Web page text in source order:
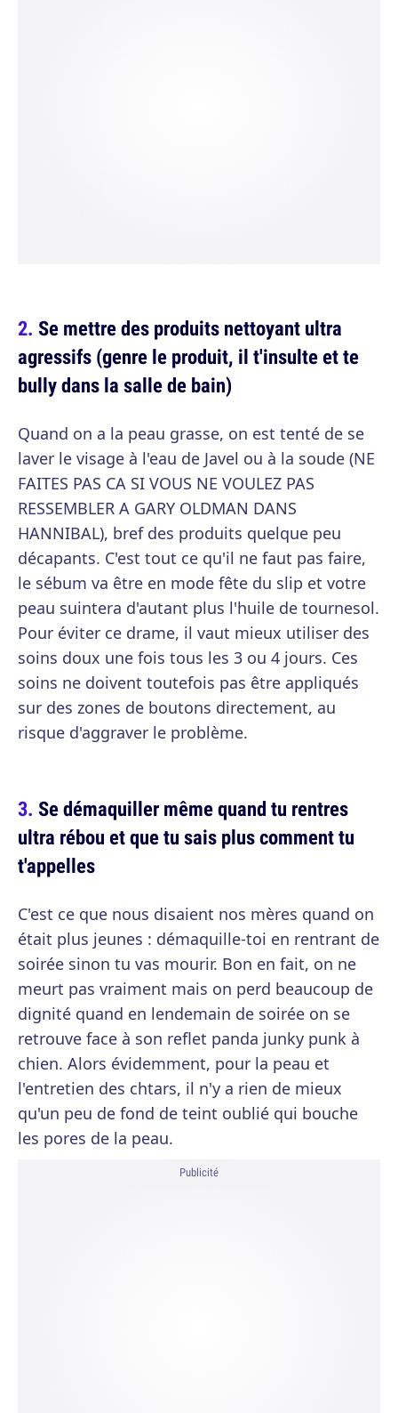
Se mettre des produits nettoyant ultra
agressifs (genre le produit, il t'insulte et te
bully dans la salle de bain)
Quand on a la peau grasse, on est tenté de se
laver le visage à l'eau de Javel ou à la soude (NE
FAITES PAS CA SI VOUS NE VOULEZ PAS
RESSEMBLER A GARY OLDMAN DANS
HANNIBAL), bref des produits quelque peu
décapants. C'est tout ce qu'il ne faut pas faire,
le sébum va être en mode fête du slip et votre
peau suintera d'autant plus l'huile de tournesol.
Pour éviter ce drame, il vaut mieux utiliser des
soins doux une fois tous les 3 ou 4 jours. Ces
soins ne doivent toutefois pas être appliqués
sur des zones de boutons directement, au
risque d'aggraver le problème.
Se démaquiller même quand tu rentres
ultra rébou et que tu sais plus comment tu
t'appelles
C'est ce que nous disaient nos mères quand on
était plus jeunes : démaquille-toi en rentrant de
soirée sinon tu vas mourir. Bon en fait, on ne
meurt pas vraiment mais on perd beaucoup de
dignité quand en lendemain de soirée on se
retrouve face à son reflet panda junky punk à
chien. Alors évidemment, pour la peau et
l'entretien des chtars, il n'y a rien de mieux
qu'un peu de fond de teint oublié qui bouche
les pores de la peau.
Publicité